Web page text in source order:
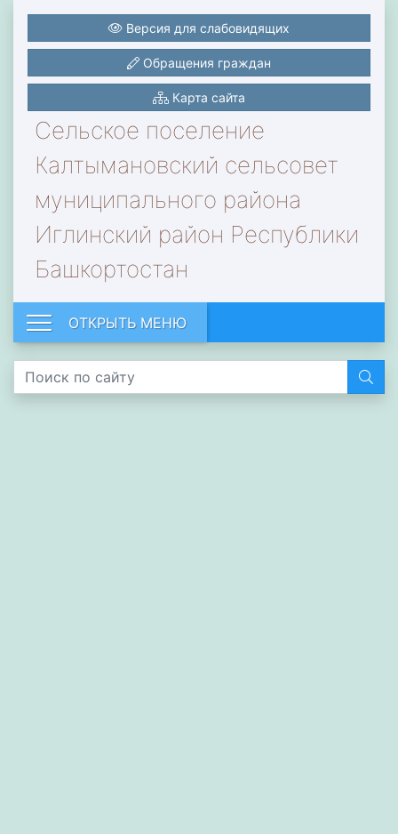
Сельское поселение
Калтымановский сельсовет
муниципального района
Иглинский район Республики
Башкортостан
Версия для слабовидящих
Обращения граждан
Карта сайта
ОТКРЫТЬ МЕНЮ